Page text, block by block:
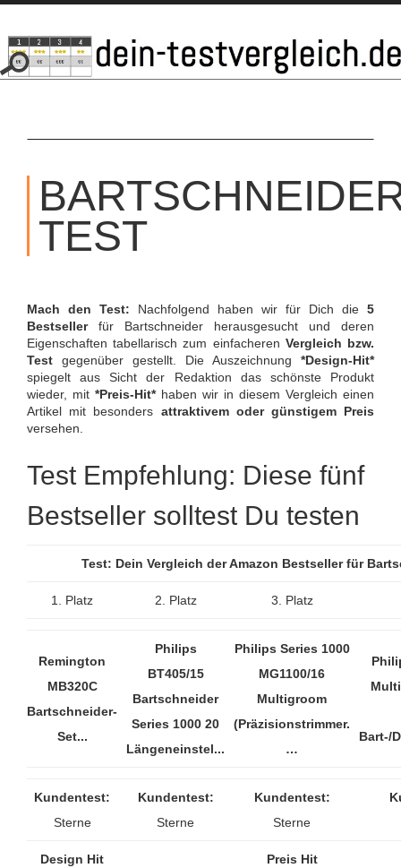
SKIP
CONTENT
TEST
Mach den Test: Nachfolgend haben wir für Dich die 5
Bestsellerfür Bartschneider herausgesucht und deren
Eigenschaften tabellarisch zum einfacheren Vergleich bzw.
Test gegenüber gestellt. Die Auszeichnung *Design-Hit*
spiegelt aus Sicht der Redaktion das schönste Produkt
wieder, mit *Preis-Hit*haben wir in diesem Vergleich einen
Artikel mit besonders attraktivem oder günstigem Preis
versehen.
Test Empfehlung: Diese fünf
Bestseller solltest Du testen
Test: Dein Vergleich der Amazon Bestseller für
1. Platz 2. Platz 3. Platz
Remington
MB320C
Bartschneider-
Set...
Philips
BT405/15
Bartschneider
Series 1000 20
Längeneinstel...
Philips Series 1000
MG1100/16
Multigroom
(Präzisionstrimmer.
…
Bart-/
Kundentest:
Sterne
Kundentest:
Sterne
Kundentest:
Sterne
Design Hit Preis Hit